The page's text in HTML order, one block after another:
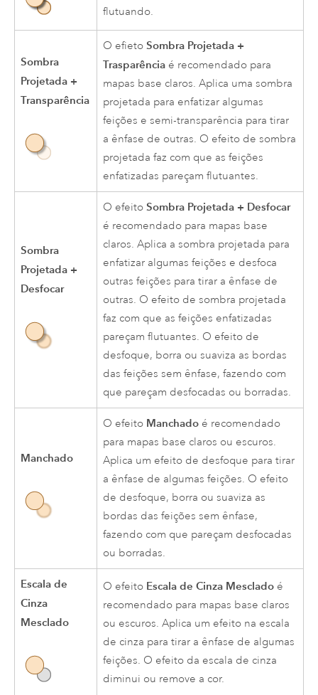
flutuando.
Sombra
Projetada +
Transparência
O efietoSombra Projetada +
Trasparência é recomendado para
mapas base claros. Aplica uma sombra
projetada para enfatizar algumas
feições e semi-transparência para tirar
a ênfase de outras. O efeito de sombra
projetada faz com que as feições
enfatizadas pareçam flutuantes.
Sombra
Projetada +
Desfocar
O efeitoSombra Projetada + Desfocar
é recomendado para mapas base
claros. Aplica a sombra projetada para
enfatizar algumas feições e desfoca
outras feições para tirar a ênfase de
outras. O efeito de sombra projetada
faz com que as feições enfatizadas
pareçam flutuantes. O efeito de
desfoque, borra ou suaviza as bordas
das feições sem ênfase, fazendo com
que pareçam desfocadas ou borradas.
Manchado
O efeito Manchado é recomendado
para mapas base claros ou escuros.
Aplica um efeito de desfoque para tirar
a ênfase de algumas feições. O efeito
de desfoque, borra ou suaviza as
bordas das feições sem ênfase,
fazendo com que pareçam desfocadas
ou borradas.
Escala de
Cinza
Mesclado
O efeito Escala de Cinza Mesclado é
recomendado para mapas base claros
ou escuros. Aplica um efeito na escala
de cinza para tirar a ênfase de algumas
feições. O efeito da escala de cinza
diminui ou remove a cor.